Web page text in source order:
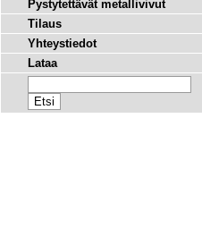
Pystytettävät metallivivut
Tilaus
Yhteystiedot
Lataa